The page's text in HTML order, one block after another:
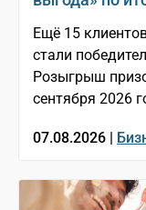
Ещё 15
стали
Розыгрыш
сентября 2026
07.08.2026 |